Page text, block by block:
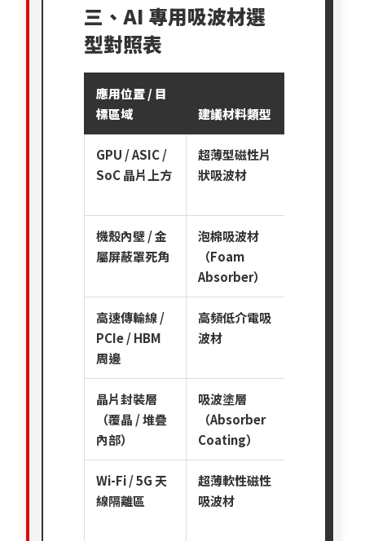
三、AI 專用吸波材選
型對照表
應用位置 / 目
標區域
建議材料類型
GPU / ASIC /
SoC 晶片上方
超薄型磁性片
狀吸波材
機殼內壁 / 金
屬屏蔽罩死角
泡棉吸波材
（Foam
Absorber）
高速傳輸線 /
PCIe / HBM
周邊
高頻低介電吸
波材
晶片封裝層
（覆晶 / 堆疊
內部）
吸波塗層
（Absorber
Coating）
Wi-Fi / 5G 天
線隔離區
超薄軟性磁性
吸波材